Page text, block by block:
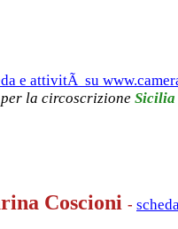
e attivitÃ su
la circoscrizione
Coscioni -